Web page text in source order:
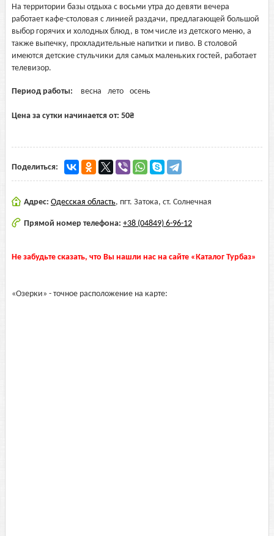
На территории базы отдыха с восьми утра до девяти вечера
работает кафе-столовая с линией раздачи, предлагающей большой
выбор горячих и холодных блюд, в том числе из детского меню, а
также выпечку, прохладительные напитки и пиво. В столовой
имеются детские стульчики для самых маленьких гостей, работает
телевизор.
Период работы: весна лето осень
Цена за сутки начинается от: 50₴
Поделиться:
Адрес: Одесская область, пгт. Затока, ст. Солнечная
Прямой номер телефона: +38 (04849) 6-96-12
Не забудьте сказать, что Вы нашли нас на сайте «Каталог Турбаз»
«Озерки» - точное расположение на карте: